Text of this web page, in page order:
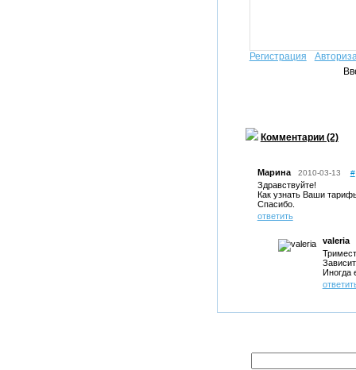
Регистрация
Комментарии (2)
Марина 2010-03-13 #
Здравствуйте!
Как узнать Ваши
Спасибо.
ответить
valeria
Иногда